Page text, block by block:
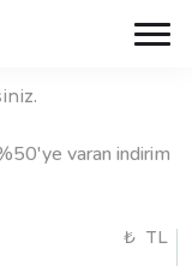
varan indirim
₺ TL